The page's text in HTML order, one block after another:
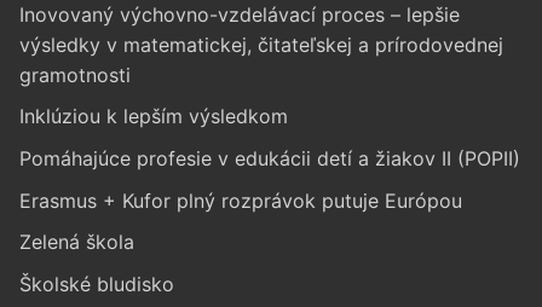
Inovovaný výchovno-vzdelávací proces – lepšie
výsledky v matematickej, čitateľskej a prírodovednej
gramotnosti
Inklúziou k lepším výsledkom
Pomáhajúce profesie v edukácii detí a žiakov II (POPII)
Erasmus + Kufor plný rozprávok putuje Európou
Zelená škola
Školské bludisko